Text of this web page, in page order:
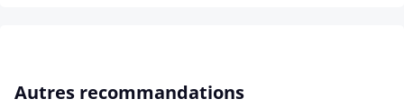
Ignorer la galerie de produits
Autres recommandations